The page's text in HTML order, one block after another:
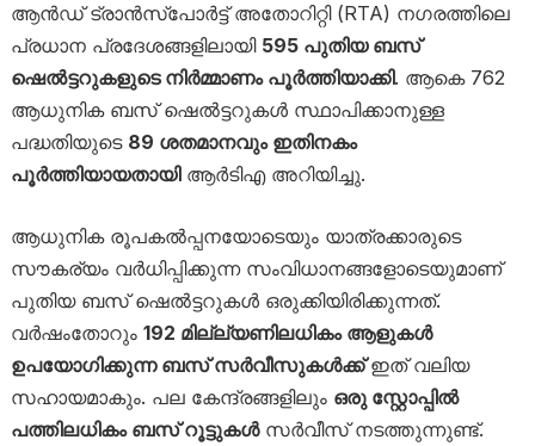
ആൻഡ് ട്രാൻസ്‌പോർട്ട് അതോറിറ്റി (RTA) നഗരത്തിലെ
പ്രധാന പ്രദേശങ്ങളിലായി 595 പുതിയ ബസ്
ഷെൽട്ടറുകളുടെ നിർമ്മാണം പൂർത്തിയാക്കി. ആകെ 762
ആധുനിക ബസ് ഷെൽട്ടറുകൾ സ്ഥാപിക്കാനുള്ള
പദ്ധതിയുടെ 89 ശതമാനവും ഇതിനകം
പൂർത്തിയായതായിആർടിഎ അറിയിച്ചു.
ആധുനിക രൂപകൽപ്പനയോടെയും യാത്രക്കാരുടെ
സൗകര്യം വർധിപ്പിക്കുന്ന സംവിധാനങ്ങളോടെയുമാണ്
പുതിയ ബസ് ഷെൽട്ടറുകൾ ഒരുക്കിയിരിക്കുന്നത്.
വർഷംതോറും 192 മില്ല്യണിലധികം ആളുകൾ
ഉപയോഗിക്കുന്ന ബസ് സർവീസുകൾക്ക്ഇത് വലിയ
സഹായമാകും. പല കേന്ദ്രങ്ങളിലും ഒരു സ്റ്റോപ്പിൽ
പത്തിലധികം ബസ് റൂട്ടുകൾസർവീസ് നടത്തുന്നുണ്ട്.